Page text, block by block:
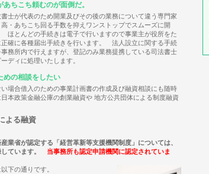
ちこち頼むのが面倒だ。
士が代表のため開業及びその後の業務について違う専門家
・あちこち回る手数を抑えワンストップでスムーズに開
ほとんどの手続きは電子で行いますので事業主が役所をた
正確に各種届出手続きを行います。 法人設立に関する手続
務所内で行えますが、登記のみ業務提携している司法書士
ディに処理いたします。
めの相談をしたい
場合借入のための事業計画書の作成及び融資相談にも随時
本政策金融公庫の創業融資や 地方公共団体による制度融資
よる融資
業省が認定する「経営革新等支援機関制度」については、
しています。 当事務所も認定申請機関に認定されていま
下の通りです。